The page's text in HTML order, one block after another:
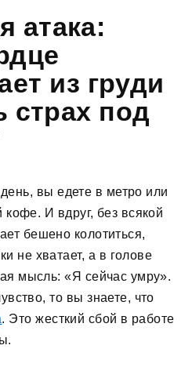
атака:
из груди
страх под
вы едете в метро или
кофе. И вдруг, без всякой
бешено колотиться,
не хватает, а в голове
мысль: «Я сейчас умру».
то вы знаете, что
. Это жесткий сбой в работе